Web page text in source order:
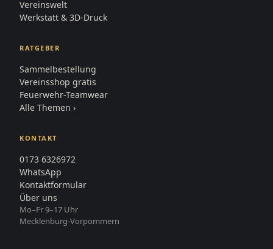
Vereinswelt
Werkstatt & 3D-Druck
RATGEBER
Sammelbestellung
Vereinsshop gratis
Feuerwehr-Teamwear
Alle Themen ›
KONTAKT
0173 6326972
WhatsApp
Kontaktformular
Über uns
Mo–Fr 9–17 Uhr
Mecklenburg-Vorpommern